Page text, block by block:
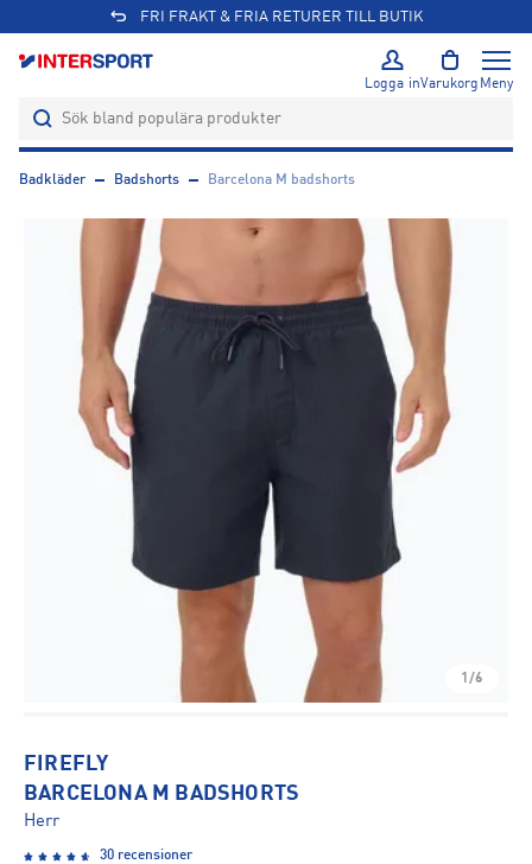
FRI FRAKT & FRIA RETURER TILL BUTIK
Logga inVarukorg Meny
Badkläder Badshorts Barcelona M badshorts
1/6
FIREFLY
BARCELONA M BADSHORTS
Herr
30 recensioner